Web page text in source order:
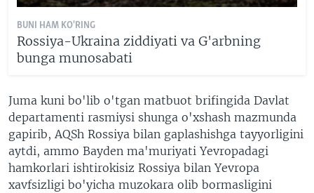
BUNI HAM KO'RING
Rossiya-Ukraina ziddiyati va G'arbning
bunga munosabati
Juma kuni bo'lib o'tgan matbuot brifingida Davlat
departamenti rasmiysi shunga o'xshash mazmunda
gapirib, AQSh Rossiya bilan gaplashishga tayyorligini
aytdi, ammo Bayden ma'muriyati Yevropadagi
hamkorlari ishtirokisiz Rossiya bilan Yevropa
xavfsizligi bo'yicha muzokara olib bormasligini